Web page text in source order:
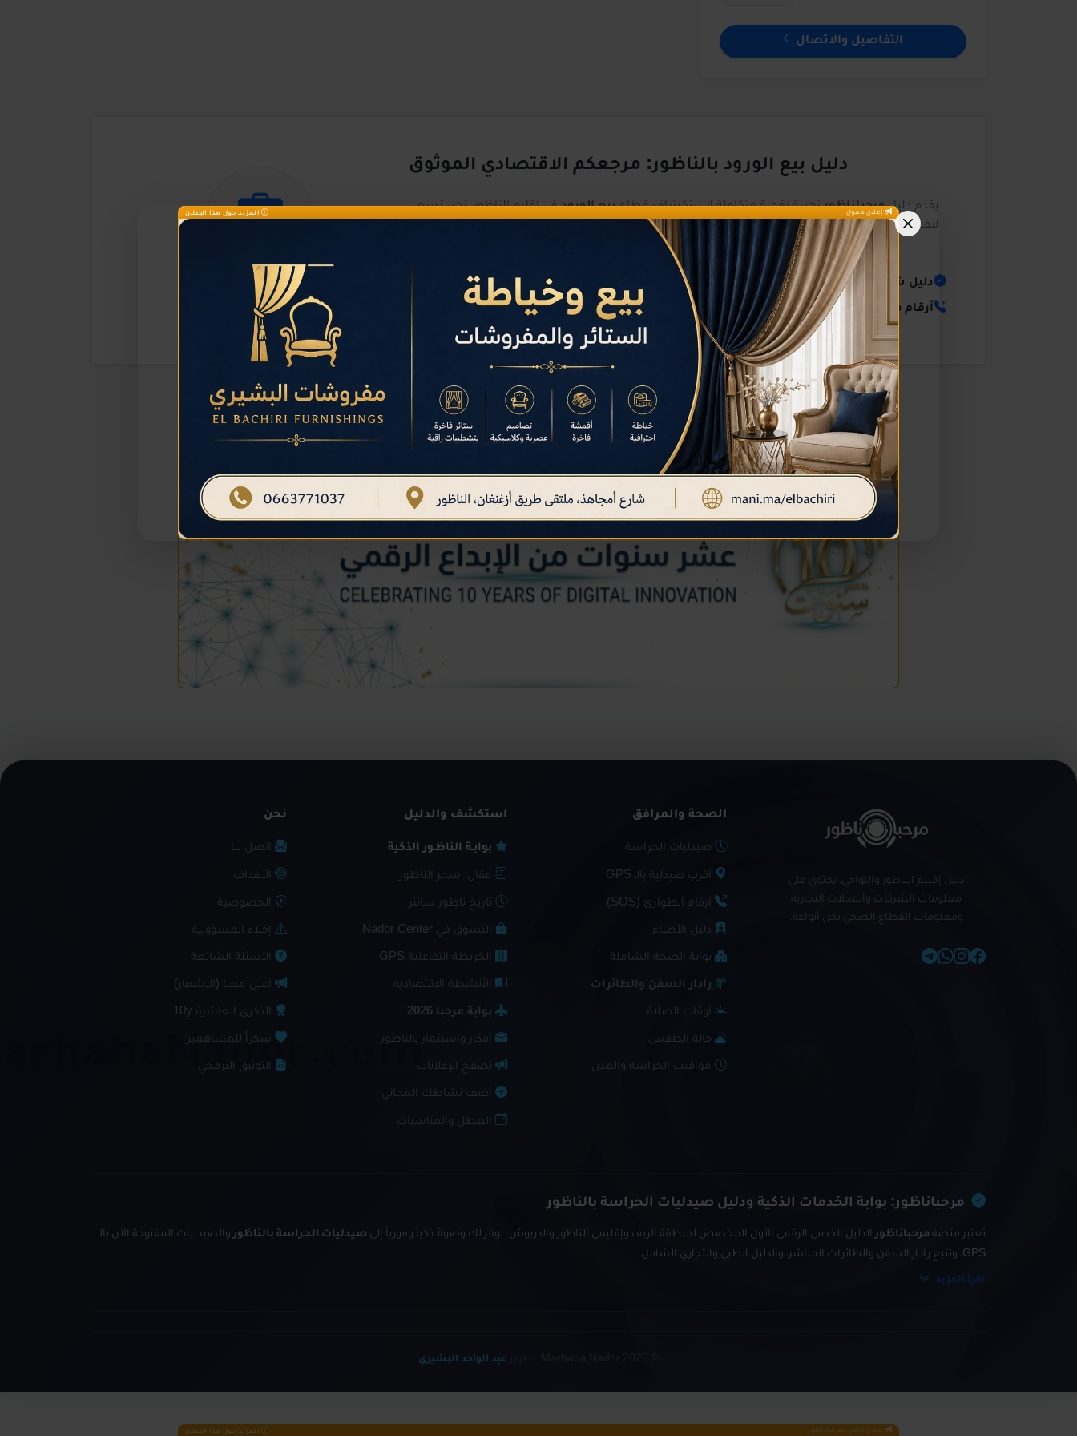
التفاصيل والاتصال
دليل بيع الورود بالناظور: مرجعكم الاقتصادي الموثوق
يقدم دليلمرحباناظورتجربة رقمية متكاملة لاستكشاف قطاعبيع الورودفي إقليم الناظور. نحن نسعى
لتقديم أفضل خدمة تربط المستهلك بمنتجي الخدمات والسلع في المنطقة بكل سهولة، من خلال توفير
بيانات مجمعة وموثقة تشمل العناوين، أرقام الهواتف، وأفضل العروض المتاحة لعام 2026.
دليل شامل لكافة المؤسسات والخدمات
أرقام هواتف مباشرة وسهلة الوصول
تصنيفات حسب الأكثر زيارة وتقييماً
مواقع دقيقة عبر الخرائط التفاعلية
الريادة الاقتصادية بالريف
إعلان خاص بمرحباناظور المزيد حول هذا الإعلان
دليل إقليم الناظور والنواحي، يحتوي على
معلومات الشركات والمحلات التجارية
ومعلومات القطاع الصحي بجل أنواعه.
الصحة والمرافق
صيدليات الحراسة
أقرب صيدلية بالـ GPS
أرقام الطوارئ (SOS)
دليل الأطباء
بوابة الصحة الشاملة
رادار السفن والطائرات
أوقات الصلاة
حالة الطقس
مواقيت الحراسة والمدن
استكشف والدليل
بوابـة الناظـور الذكية
مقال: سحر الناظور
تاريخ ناظور سانتر
التسوق في Nador Center
الخريطة التفاعلية GPS
الأنشطة الاقتصادية
بوابة مرحبا 2026
أفكار واستثمار بالناظور
تصفح الإعلانات
أضف نشاطك المجاني
العطل والمناسبات
نحن
اتصل بنا
الأهداف
الخصوصية
إخلاء المسؤولية
الأسئلة الشائعة
أعلن معنا (الإشهار)
الذكرى العاشرة 10y
شكراً للمساهمين
التوثيق البرمجي
مرحباناظور: بوابة الخدمات الذكية ودليل صيدليات الحراسة بالناظور
تعتبر منصة مرحباناظورالدليل الخدمي الرقمي الأول المخصص لمنطقة الريف وإقليمي الناظور والدريوش. نوفر لك وصولاً ذكياً وفورياً إلى صيدليات الحراسة بالناظوروالصيدليات المفتوحة الآن بالـ
GPS، وتتبع رادار السفن والطائرات المباشر، والدليل الطبي والتجاري الشامل.
اقرأ المزيد
عبد الواحد البشيري
إعلان ممول المزيد حول هذا الإعلان
إعلان خاص بمرحباناظور المزيد حول هذا الإعلان